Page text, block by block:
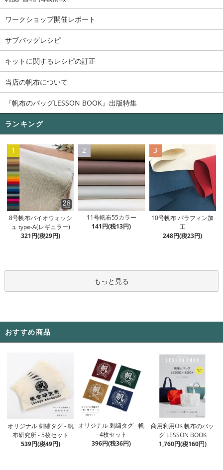
ワークショップ開催レポート
サブバッグレシピ
キットに関するレシピの訂正
当店の帆布について
『帆布のバッグLESSON BOOK』出版特集
ランキング
1
8号帆布バイオウォッシ
ュ type-A(レギュラー)
321円(税29円)
2
11号帆布55カラー
141円(税13円)
3
10号帆布 パラフィン加
工
248円(税23円)
もっと見る
おすすめ商品
オリジナル 刺繍タグ - 帆
布研究所 - 5枚セット
539円(税49円)
オリジナル 刺繍タグ - 帆
- 4枚セット
396円(税36円)
商用利用OK 帆布のバッ
グ LESSON BOOK
1,760円(税160円)